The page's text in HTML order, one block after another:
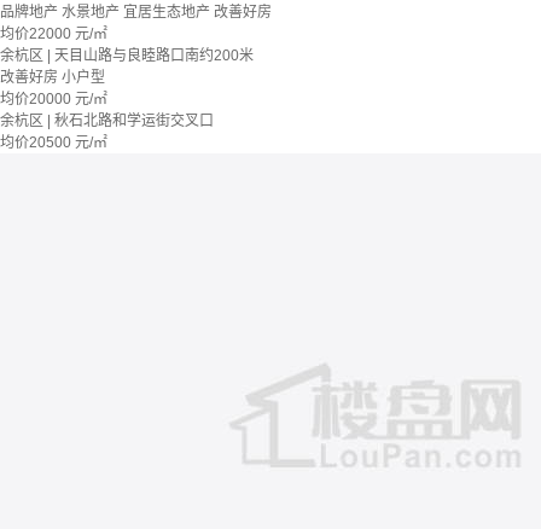
品牌地产 水景地产 宜居生态地产 改善好房
均价22000 元/㎡
余杭区 | 天目山路与良睦路口南约200米
改善好房 小户型
均价20000 元/㎡
余杭区 | 秋石北路和学运街交叉口
均价20500 元/㎡